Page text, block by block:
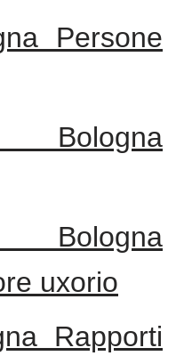
Persone
uxorio
Rapporti